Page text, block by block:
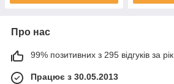
Про нас
99% позитивних з 295 відгуків за рік
Працює з 30.05.2013